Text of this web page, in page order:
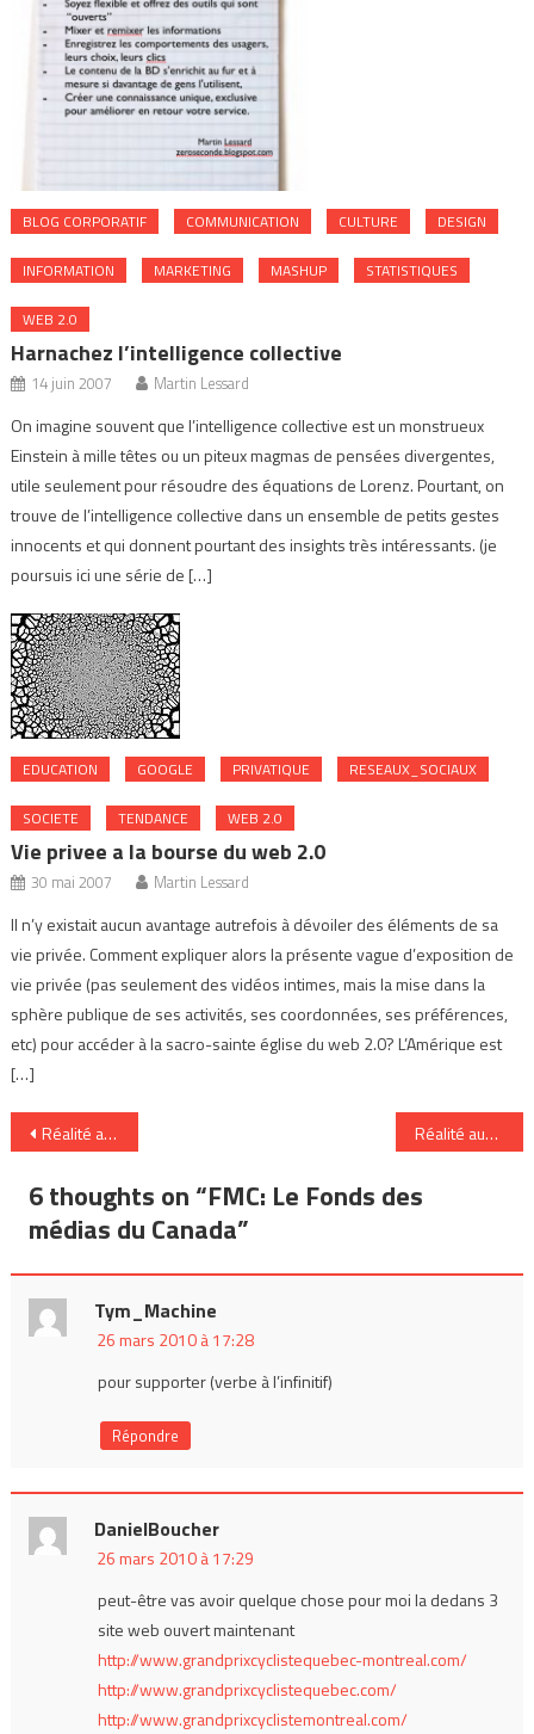
BLOG CORPORATIF COMMUNICATION CULTURE DESIGN
INFORMATION MARKETING MASHUP STATISTIQUES
WEB 2.0
Harnachez l’intelligence collective
14 juin 2007 Martin Lessard
On imagine souvent que l’intelligence collective est un monstrueux
Einstein à mille têtes ou un piteux magmas de pensées divergentes,
utile seulement pour résoudre des équations de Lorenz. Pourtant, on
trouve de l’intelligence collective dans un ensemble de petits gestes
innocents et qui donnent pourtant des insights très intéressants. (je
poursuis ici une série de […]
EDUCATION GOOGLE PRIVATIQUE RESEAUX_SOCIAUX
SOCIETE TENDANCE WEB 2.0
Vie privee a la bourse du web 2.0
30 mai 2007 Martin Lessard
Il n’y existait aucun avantage autrefois à dévoiler des éléments de sa
vie privée. Comment expliquer alors la présente vague d’exposition de
vie privée (pas seulement des vidéos intimes, mais la mise dans la
sphère publique de ses activités, ses coordonnées, ses préférences,
etc) pour accéder à la sacro-sainte église du web 2.0? L’Amérique est
[…]
Navigation
de
l’article
Réalité augmentée: objets communicants Réalité augmentée: la décennie RA
6 thoughts on “FMC: Le Fonds des
médias du Canada”
Tym_Machine
26 mars 2010 à 17:28
pour supporter (verbe à l’infinitif)
Répondre
DanielBoucher
26 mars 2010 à 17:29
peut-être vas avoir quelque chose pour moi la dedans 3
site web ouvert maintenant
http://www.grandprixcyclistequebec-montreal.com/
http://www.grandprixcyclistequebec.com/
http://www.grandprixcyclistemontreal.com/